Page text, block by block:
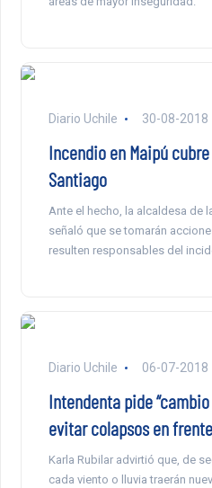
Diario Uchile 30-08-2018
Incendio en Maipú
Santiago
Ante el hecho, la alcaldesa de
señaló que se tomarán
resulten responsables del
Diario Uchile 06-07-2018
Intendenta pide
evitar colapsos en
Karla Rubilar advirtió que, de
cada viento o lluvia traerán